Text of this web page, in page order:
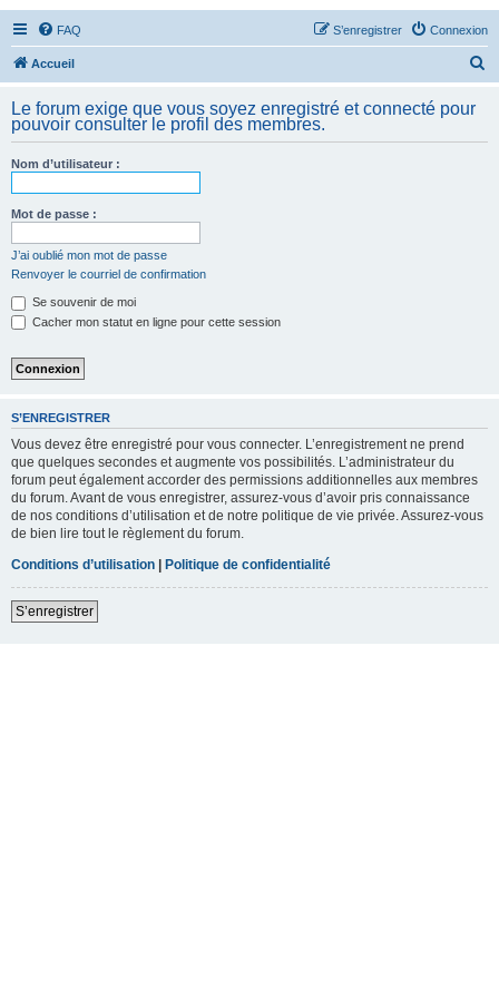
FAQ Connexion
S’enregistrer
Accueil
h
Le forum exige que vous soyez enregistré et connecté pour
pouvoir consulter le profil des membres.
Nom d’utilisateur :
Mot de passe :
J’ai oublié mon mot de passe
Renvoyer le courriel de confirmation
Se souvenir de moi
Cacher mon statut en ligne pour cette session
S’ENREGISTRER
Vous devez être enregistré pour vous connecter. L’enregistrement ne prend
que quelques secondes et augmente vos possibilités. L’administrateur du
forum peut également accorder des permissions additionnelles aux membres
du forum. Avant de vous enregistrer, assurez-vous d’avoir pris connaissance
de nos conditions d’utilisation et de notre politique de vie privée. Assurez-vous
de bien lire tout le règlement du forum.
Conditions d’utilisation | Politique de confidentialité
S’enregistrer